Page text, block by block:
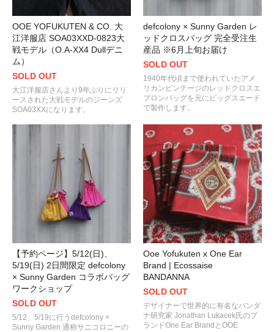
OOE YOFUKUTEN & CO. 大
江洋服店 SOA03XXD-0823大
戦モデル（O.A-XX4 Dullデニ
ム）
SOLD OUT
大江洋服店さんより9年ぶりにリリ
ースされた大戦モデルのジーンズ
SOA03XXになります。
defcolony × Sunny Garden レ
ッドクロスバッグ 完全受注生
産品 ※6月上旬お届け
SOLD OUT
1940年代頃まで使われていたアメ
リカンビンテージのレッドクロスエ
プロンバッグを元にピッグスエード
で製作します。
【予約ページ】5/12(日)、
5/19(日) 2日間限定 defcolony
× Sunny Garden コラボバッグ
ワークショップ
SOLD OUT
5/12、5/19に行うdefcolony ×
Sunny Garden 通称サニコロニーの
Ooe Yofukuten x One Ear
Brand | Ecossaise
BANDANNA
SOLD OUT
デザイナーで世界的に有名なバンダ
ナ研究家 Jonathan Lukacek氏のブ
ランドOne Ear BrandとOOE